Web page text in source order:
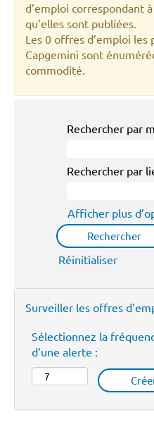
d’emploi correspondant
qu’elles sont publiées.
Les 0 offres d’emploi
Capgemini sont
commodité.
Rechercher par
Rechercher par
Afficher plus
Réinitialiser
Surveiller les offres
Sélectionnez la
d’une alerte :